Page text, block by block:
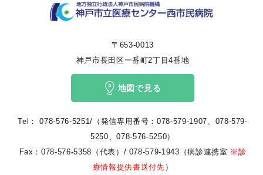
〒653-0013
神戸市長田区一番町2丁目4番地
地図で見る
Tel：
078-576-5251/（発信専用番号：078-579-1907、078-579-
5250、078-576-5250）
Fax：078-576-5358（代表）/ 078-579-1943（病診連携室 ※診
療情報提供書送付先 ）